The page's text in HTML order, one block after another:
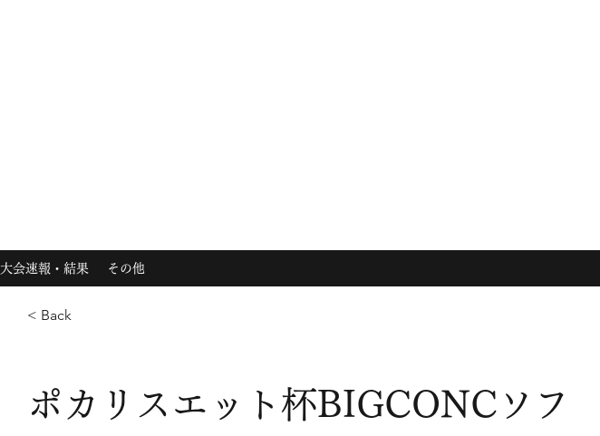
大会速報・結果 その他
< Back
ポカリスエット杯BIGCONCソフ